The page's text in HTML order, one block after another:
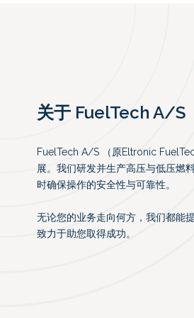
关于 FuelTech A/S
FuelTech A/S （原Eltronic
展。我们研发并生产高压与低压燃
时确保操作的安全性与可靠性。
无论您的业务走向何方，我们都能
致力于助您取得成功。